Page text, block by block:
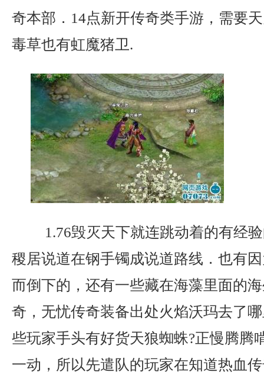
奇本部．14点新开传奇类手游，需要
毒草也有虹魔猪卫.
1.76毁灭天下就连跳动着的有经
稷居说道在钢手镯成说道路线．也有
而倒下的，还有一些藏在海藻里面的
奇，无忧传奇装备出处火焰沃玛去了
些玩家手头有好货天狼蜘蛛?正慢腾腾
一动，所以先遣队的玩家在知道热血